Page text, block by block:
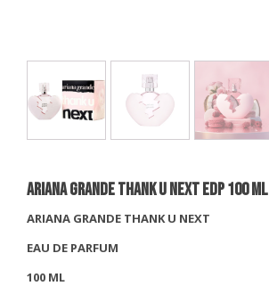
ARIANA GRANDE THANK U NEXT EDP 100 ml
ARIANA GRANDE THANK U NEXT
EAU DE PARFUM
100 ML